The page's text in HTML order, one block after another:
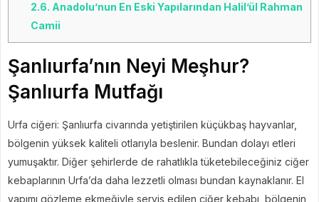
2.6. Anadolu’nun En Eski Yapılarından Halil’ül Rahman
Camii
Şanlıurfa’nın Neyi Meşhur?
Şanlıurfa Mutfağı
Urfa ciğeri: Şanlıurfa civarında yetiştirilen küçükbaş hayvanlar,
bölgenin yüksek kaliteli otlarıyla beslenir. Bundan dolayı etleri
yumuşaktır. Diğer şehirlerde de rahatlıkla tüketebileceğiniz ciğer
kebaplarının Urfa’da daha lezzetli olması bundan kaynaklanır. El
yapımı gözleme ekmeğiyle servis edilen ciğer kebabı, bölgenin